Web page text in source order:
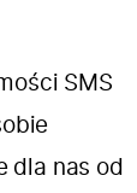
SMS
dla nas od